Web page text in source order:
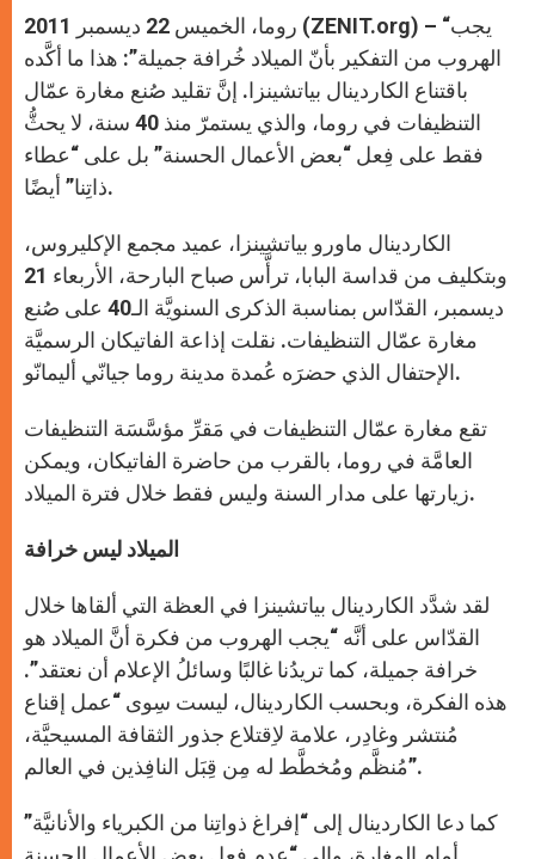
p
p e
r
o
k
r
روما، الخميس 22 ديسمبر 2011 (ZENIT.org) – “يجب
الهروب من التفكير بأنّ الميلاد خُرافة جميلة”: هذا ما أكَّده
باقتناع الكاردينال بياتشينزا. إنَّ تقليد صُنع مغارة عمّال
التنظيفات في روما، والذي يستمرّ منذ 40 سنة، لا يحثُّ
فقط على فِعل “بعض الأعمال الحسنة” بل على “عطاء
ذاتِنا” أيضًا.
الكاردينال ماورو بياتشينزا، عميد مجمع الإكليروس،
وبتكليف من قداسة البابا، ترأَّس صباح البارحة، الأربعاء 21
ديسمبر، القدّاس بمناسبة الذكرى السنويَّة الـ40 على صُنع
مغارة عمّال التنظيفات. نقلت إذاعة الفاتيكان الرسميَّة
الإحتفال الذي حضرَه عُمدة مدينة روما جيانّي أليمانّو.
تقع مغارة عمّال التنظيفات في مَقرِّ مؤسَّسَة التنظيفات
العامَّة في روما، بالقرب من حاضرة الفاتيكان، ويمكن
زيارتها على مدار السنة وليس فقط خلال فترة الميلاد.
الميلاد ليس خرافة
لقد شدَّد الكاردينال بياتشينزا في العظة التي ألقاها خلال
القدّاس على أنَّه “يجب الهروب من فكرة أنَّ الميلاد هو
خرافة جميلة، كما تريدُنا غالبًا وسائلُ الإعلام أن نعتقد”.
هذه الفكرة، وبحسب الكاردينال، ليست سِوى “عمل إقناع
مُنتشر وغادِر، علامة لاِقتلاع جذور الثقافة المسيحيَّة،
مُنظَّم ومُخطَّط له مِن قِبَل النافِذين في العالم”.
كما دعا الكاردينال إلى “إفراغ ذواتِنا من الكبرياء والأنانيَّة”